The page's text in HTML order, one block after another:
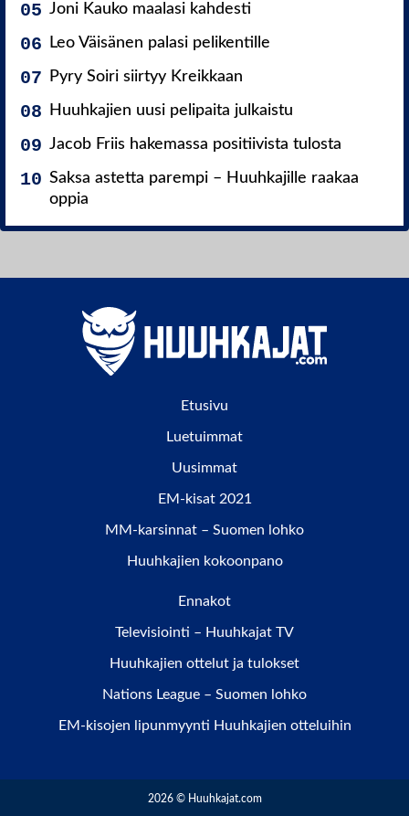
Joni Kauko maalasi kahdesti
Leo Väisänen palasi pelikentille
Pyry Soiri siirtyy Kreikkaan
Huuhkajien uusi pelipaita julkaistu
Jacob Friis hakemassa positiivista tulosta
Saksa astetta parempi – Huuhkajille raakaa
oppia
Etusivu
Luetuimmat
Uusimmat
EM-kisat 2021
MM-karsinnat – Suomen lohko
Huuhkajien kokoonpano
Ennakot
Televisiointi – Huuhkajat TV
Huuhkajien ottelut ja tulokset
Nations League – Suomen lohko
EM-kisojen lipunmyynti Huuhkajien otteluihin
2026 © Huuhkajat.com